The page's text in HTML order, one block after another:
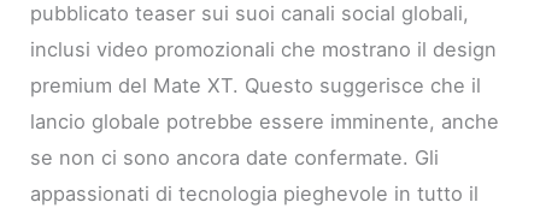
pubblicato teaser sui suoi canali social globali,
inclusi video promozionali che mostrano il design
premium del Mate XT. Questo suggerisce che il
lancio globale potrebbe essere imminente, anche
se non ci sono ancora date confermate. Gli
appassionati di tecnologia pieghevole in tutto il